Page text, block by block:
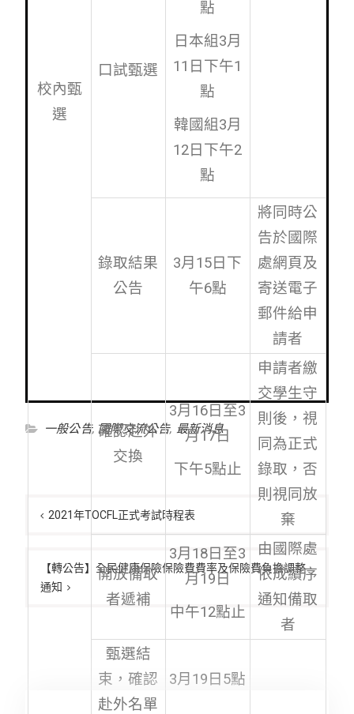
校內甄
選
口試甄選
點
日本組3月
11日下午1
點
韓國組3月
12日下午2
點
錄取結果
公告
3月15日下
午6點
將同時公
告於國際
處網頁及
寄送電子
郵件給申
請者
確認赴外
交換
3月16日至3
月17日
下午5點止
申請者繳
交學生守
則後，視
同為正式
錄取，否
則視同放
棄
開放備取
者遞補
3月18日至3
月19日
中午12點止
由國際處
依成績序
通知備取
者
甄選結
束，確認
赴外名單
3月19日5點
一般公告,國際交流公告, 最新消息
章 2021年TOCFL正式考試時程表
【轉公告】全民健康保險保險費費率及保險費負擔調整
通知